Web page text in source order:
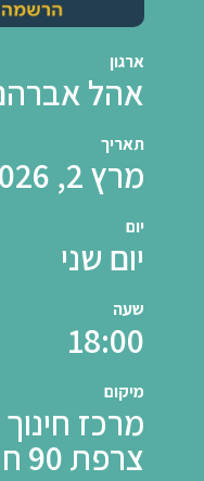
ארגון
אהל
תאריך
מרץ 2, 2026
יום
יום שני
שעה
18:00
מיקום
מרכז
צרפת 90 חיפה